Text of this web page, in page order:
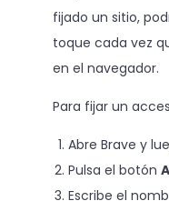
fijado un sitio,
toque cada vez
en el navegador.
Para fijar un
Abre Brave y
Pulsa el botón
Escribe el